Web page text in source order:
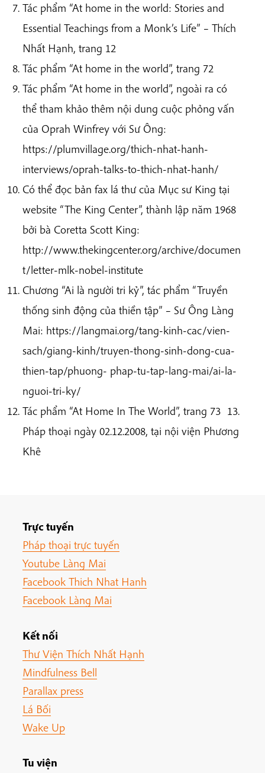
Tác phẩm “At home in the world: Stories and
Essential Teachings from a Monk’s Life” – Thích
Nhất Hạnh, trang 12
Tác phẩm “At home in the world”, trang 72
Tác phẩm “At home in the world”, ngoài ra có
thể tham khảo thêm nội dung cuộc phỏng vấn
của Oprah Winfrey với Sư Ông:
https://plumvillage.org/thich-nhat-hanh-
interviews/oprah-talks-to-thich-nhat-hanh/
Có thể đọc bản fax lá thư của Mục sư King tại
website “The King Center”, thành lập năm 1968
bởi bà Coretta Scott King:
http://www.thekingcenter.org/archive/documen
t/letter-mlk-nobel-institute
Chương “Ai là người tri kỷ”, tác phẩm “Truyền
thống sinh động của thiền tập” – Sư Ông Làng
Mai: https://langmai.org/tang-kinh-cac/vien-
sach/giang-kinh/truyen-thong-sinh-dong-cua-
thien-tap/phuong- phap-tu-tap-lang-mai/ai-la-
nguoi-tri-ky/
Tác phẩm “At Home In The World”, trang 73 13.
Pháp thoại ngày 02.12.2008, tại nội viện Phương
Khê
Trực tuyến
Pháp thoại trực tuyến
Youtube Làng Mai
Facebook Thich Nhat Hanh
Facebook Làng Mai
Kết nối
Thư Viện Thích Nhất Hạnh
Mindfulness Bell
Parallax press
Lá Bối
Wake Up
Tu viện